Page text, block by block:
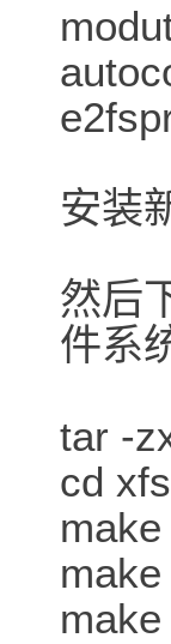
安装
然后
件系
tar -
cd
make